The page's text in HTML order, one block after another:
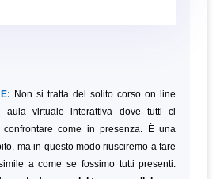
Non si tratta del solito corso on line
aula virtuale interattiva dove tutti ci
come in presenza. È una
ma in questo modo riusciremo a fare
a come se fossimo tutti presenti.